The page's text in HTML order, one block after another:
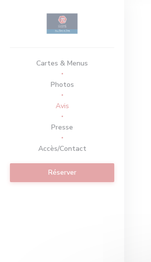
Cartes & Menus
Photos
Avis
Presse
Accès/Contact
Réserver